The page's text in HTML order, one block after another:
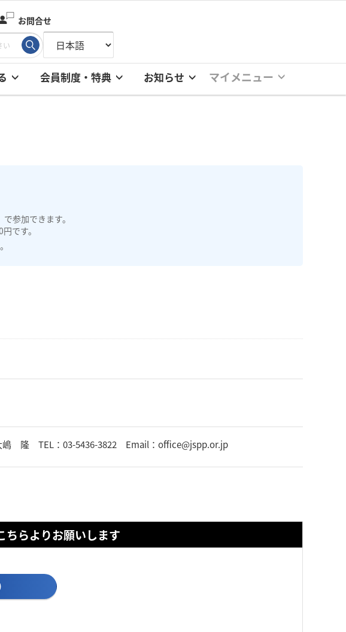
お問合せ
会員制度・特典 お知らせ マイメニュー
参加できます。
です。
隆 TEL：03-5436-3822 Email：office@jspp.or.jp
ちらよりお願いします